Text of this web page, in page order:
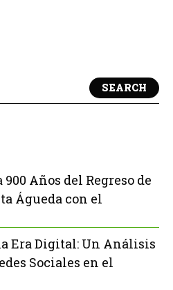
SEARCH
Años del Regreso de
Águeda con el
Era Digital: Un Análisis
Sociales en el